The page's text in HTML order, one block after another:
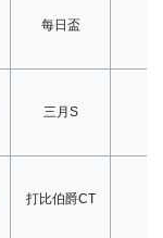
每日盃
三月S
打比伯爵CT